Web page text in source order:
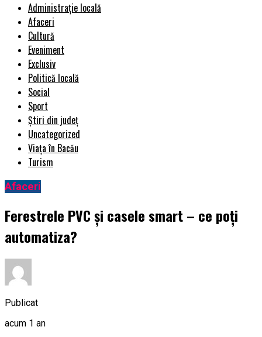
Administrație locală
Afaceri
Cultură
Eveniment
Exclusiv
Politică locală
Social
Sport
Știri din județ
Uncategorized
Viața în Bacău
Turism
Afaceri
Ferestrele PVC și casele smart – ce poți
automatiza?
Publicat
acum 1 an